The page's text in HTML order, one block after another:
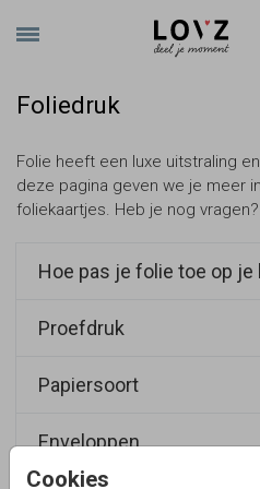
Cookies
Foliedruk
Folie heeft een luxe uitstraling
deze pagina geven we je meer
foliekaartjes. Heb je nog vragen?
Hoe pas je folie toe op je
Kies een kaart uit onze
elementen aan de
cursor over het
tekstballon met de tekst
Proefdruk
De eerste proefdruk met
het ontwerpen van de
aanvragen. Je ontvangt
Papiersoort
We hebben twee
papiersoorten voor
Enveloppen